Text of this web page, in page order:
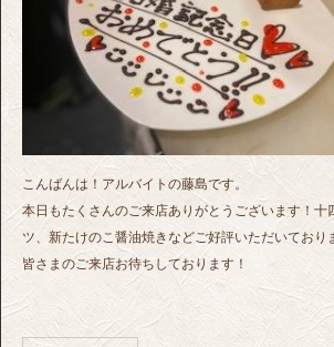
こんばんは！アルバイトの藤島です。
本日もたくさんのご来店ありがとうございます！十
ツ、新たけのこ醤油焼きなどご好評いただいており
皆さまのご来店お待ちしております！